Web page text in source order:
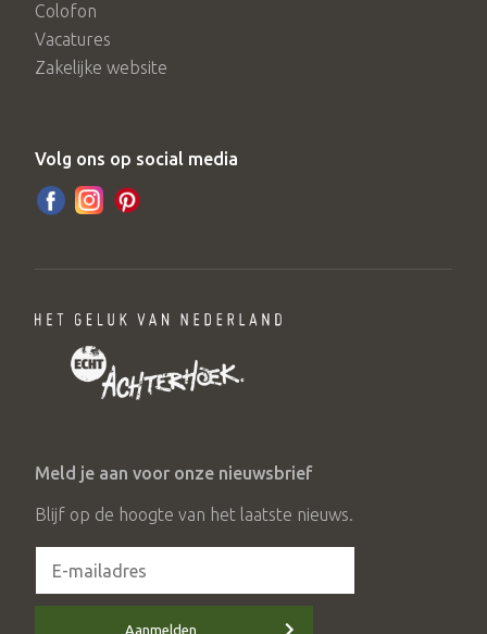
Colofon
Vacatures
Zakelijke website
Volg ons op social media
Meld je aan voor onze nieuwsbrief
Blijf op de hoogte van het laatste nieuws.
Aanmelden